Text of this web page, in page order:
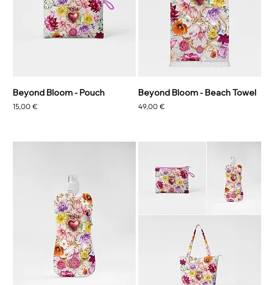
Beyond Bloom - Pouch
Precio
15,00 €
Beyond Bloom - Beach Towel
Precio
49,00 €